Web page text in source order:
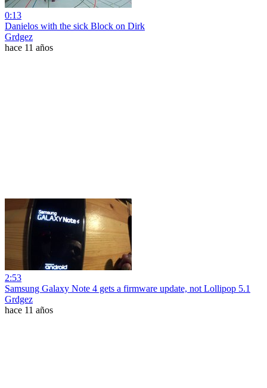
0:13
Danielos with the sick Block on Dirk
Grdgez
hace 11 años
2:53
Samsung Galaxy Note 4 gets a firmware update, not Lollipop 5.1
Grdgez
hace 11 años